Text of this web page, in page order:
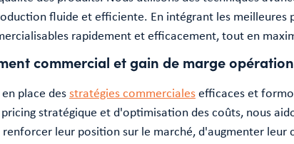
fluide et efficiente. En intégrant les
rapidement et efficacement, tout en
commercial et gain de marge
place desstratégies commercialesefficaces et
stratégique et d'optimisation des coûts, nous
leur position sur le marché, d'augmenter leur